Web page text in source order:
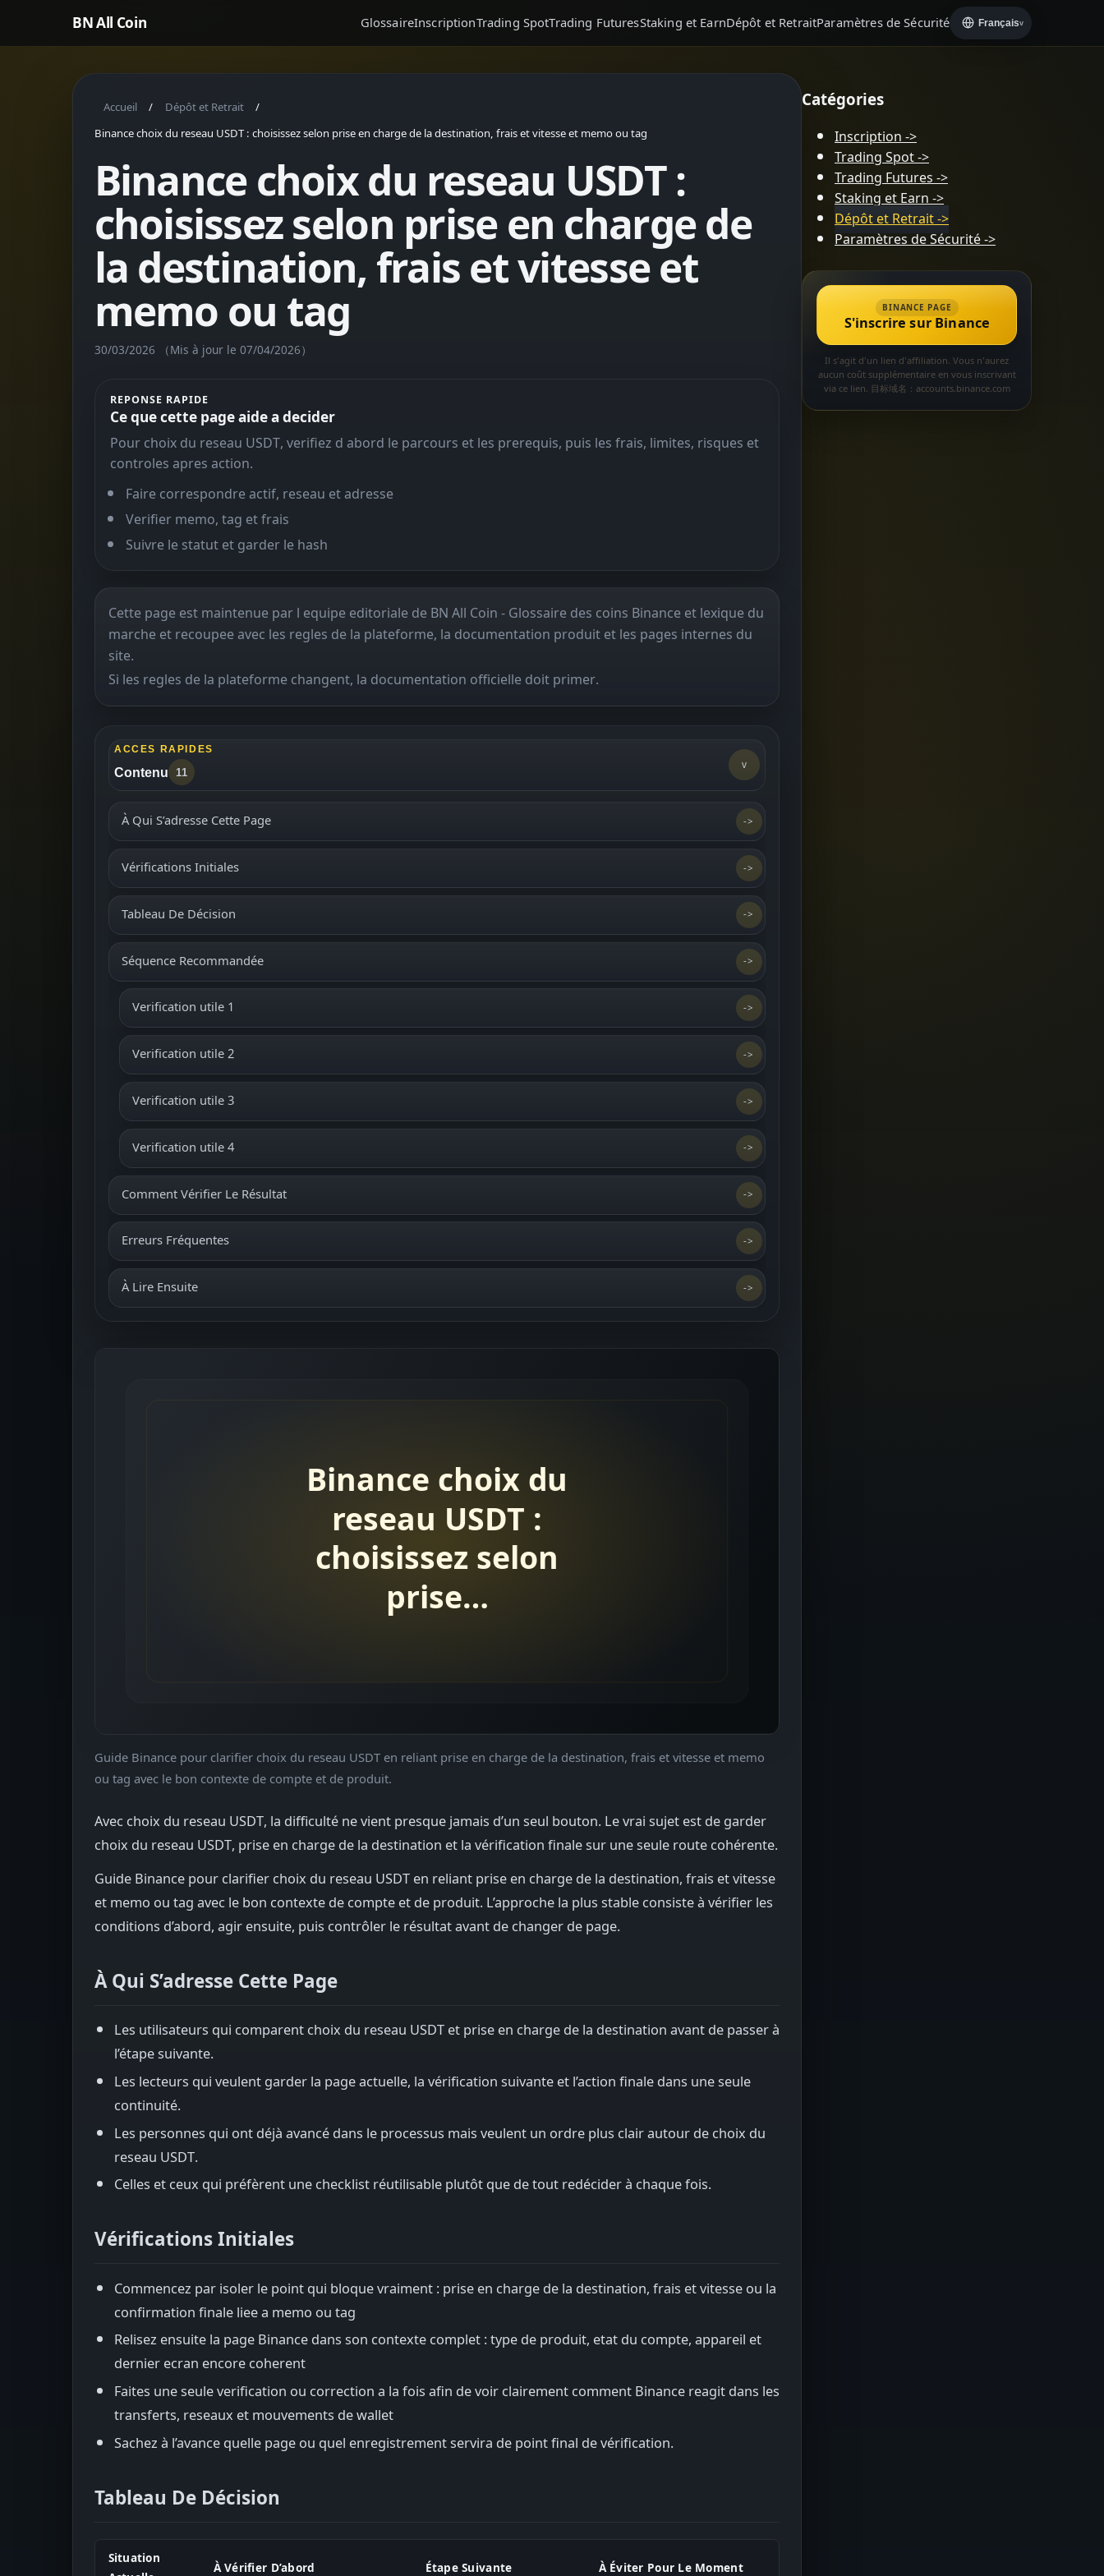
BN All Coin GlossaireInscriptionTrading SpotTrading FuturesStaking et EarnDépôt et RetraitParamètres de Sécurité Françaisv
Accueil / Dépôt et Retrait /
Binance choix du reseau USDT : choisissez selon prise en charge de la destination, frais et vitesse et memo ou tag
Binance choix du reseau USDT :
choisissez selon prise en charge de
la destination, frais et vitesse et
memo ou tag
30/03/2026 （Mis à jour le 07/04/2026）
REPONSE RAPIDE
Ce que cette page aide a decider
Pour choix du reseau USDT, verifiez d abord le parcours et les prerequis, puis les frais, limites, risques et
controles apres action.
Faire correspondre actif, reseau et adresse
Verifier memo, tag et frais
Suivre le statut et garder le hash
Cette page est maintenue par l equipe editoriale de BN All Coin - Glossaire des coins Binance et lexique du
marche et recoupee avec les regles de la plateforme, la documentation produit et les pages internes du
site.
Si les regles de la plateforme changent, la documentation officielle doit primer.
ACCES RAPIDES
Contenu 11
v
À Qui S’adresse Cette Page ->
Vérifications Initiales ->
Tableau De Décision ->
Séquence Recommandée ->
Verification utile 1 ->
Verification utile 2 ->
Verification utile 3 ->
Verification utile 4 ->
Comment Vérifier Le Résultat ->
Erreurs Fréquentes ->
À Lire Ensuite ->
Guide Binance pour clarifier choix du reseau USDT en reliant prise en charge de la destination, frais et vitesse et memo
ou tag avec le bon contexte de compte et de produit.
Avec choix du reseau USDT, la difficulté ne vient presque jamais d’un seul bouton. Le vrai sujet est de garder
choix du reseau USDT, prise en charge de la destination et la vérification finale sur une seule route cohérente.
Guide Binance pour clarifier choix du reseau USDT en reliant prise en charge de la destination, frais et vitesse
et memo ou tag avec le bon contexte de compte et de produit. L’approche la plus stable consiste à vérifier les
conditions d’abord, agir ensuite, puis contrôler le résultat avant de changer de page.
À Qui S’adresse Cette Page
Les utilisateurs qui comparent choix du reseau USDT et prise en charge de la destination avant de passer à
l’étape suivante.
Les lecteurs qui veulent garder la page actuelle, la vérification suivante et l’action finale dans une seule
continuité.
Les personnes qui ont déjà avancé dans le processus mais veulent un ordre plus clair autour de choix du
reseau USDT.
Celles et ceux qui préfèrent une checklist réutilisable plutôt que de tout redécider à chaque fois.
Vérifications Initiales
Commencez par isoler le point qui bloque vraiment : prise en charge de la destination, frais et vitesse ou la
confirmation finale liee a memo ou tag
Relisez ensuite la page Binance dans son contexte complet : type de produit, etat du compte, appareil et
dernier ecran encore coherent
Faites une seule verification ou correction a la fois afin de voir clairement comment Binance reagit dans les
transferts, reseaux et mouvements de wallet
Sachez à l’avance quelle page ou quel enregistrement servira de point final de vérification.
Tableau De Décision
Situation
À Vérifier D’abord Étape Suivante À Éviter Pour Le Moment
Catégories
Inscription->
Trading Spot->
Trading Futures->
Staking et Earn->
Dépôt et Retrait->
Paramètres de Sécurité->
BINANCE PAGE
S'inscrire sur Binance
Il s'agit d'un lien d'affiliation. Vous n'aurez
aucun coût supplémentaire en vous inscrivant
via ce lien. 目标域名：accounts.binance.com